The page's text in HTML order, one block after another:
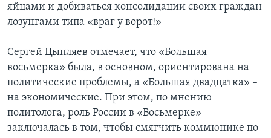
Языки
яйцами и добиваться консолидации своих граждан
лозунгами типа «враг у ворот!»
Сергей Цыпляев отмечает, что «Большая
восьмерка» была, в основном, ориентирована на
политические проблемы, а «Большая двадцатка» –
на экономические. При этом, по мнению
политолога, роль России в «Восьмерке»
заключалась в том, чтобы смягчить коммюнике по